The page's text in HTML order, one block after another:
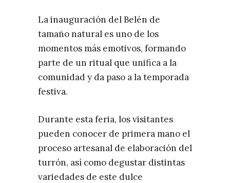
La inauguración del Belén de
tamaño natural es uno de los
momentos más emotivos, formando
parte de un ritual que unifica a la
comunidad y da paso a la temporada
festiva.
Durante esta feria, los visitantes
pueden conocer de primera mano el
proceso artesanal de elaboración del
turrón, así como degustar distintas
variedades de este dulce